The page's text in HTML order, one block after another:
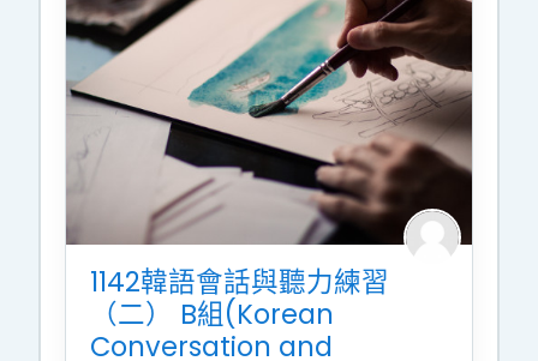
1142韓語會話與聽力練習
（二） B組(Korean
Conversation and